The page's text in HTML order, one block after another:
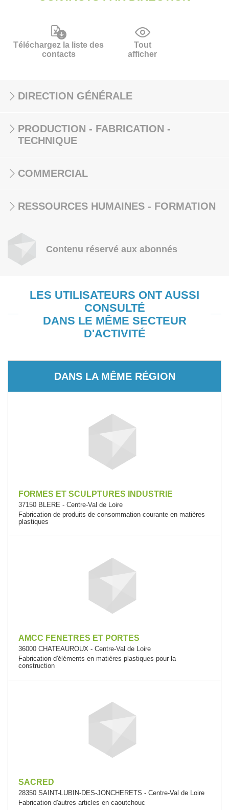
Téléchargez la liste des
contacts
Tout
afficher
DIRECTION GÉNÉRALE
PRODUCTION - FABRICATION -
TECHNIQUE
COMMERCIAL
RESSOURCES HUMAINES - FORMATION
Contenu réservé aux abonnés
LES UTILISATEURS ONT AUSSI
CONSULTÉ
DANS LE MÊME SECTEUR
D'ACTIVITÉ
DANS LA MÊME RÉGION
FORMES ET SCULPTURES INDUSTRIE
37150 BLERE - Centre-Val de Loire
Fabrication de produits de consommation courante en matières
plastiques
AMCC FENETRES ET PORTES
36000 CHATEAUROUX - Centre-Val de Loire
Fabrication d'éléments en matières plastiques pour la
construction
SACRED
28350 SAINT-LUBIN-DES-JONCHERETS - Centre-Val de Loire
Fabrication d'autres articles en caoutchouc